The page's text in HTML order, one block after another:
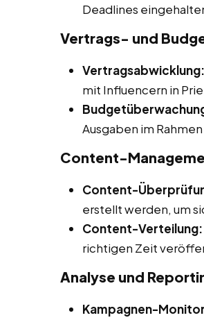
Deadlines
Vertrags- und
Vertragsabwicklung:
mit Influencern in
Ausgaben im
Content-
Content-
erstellt werden, um
Content-Verteilung:
richtigen Zeit
Analyse und
Kampagnen-